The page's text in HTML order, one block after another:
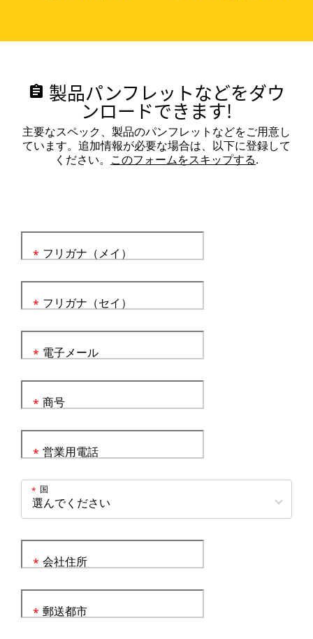
assignment 製品パンフレットなどをダウ
ンロードできます!
主要なスペック、製品のパンフレットなどをご用意し
ています。追加情報が必要な場合は、以下に登録して
ください。 このフォームをスキップする.
フリガナ（メイ）
*
フリガナ（セイ）
*
電子メール
*
商号
*
営業用電話
*
国
*
会社住所
*
郵送都市
*